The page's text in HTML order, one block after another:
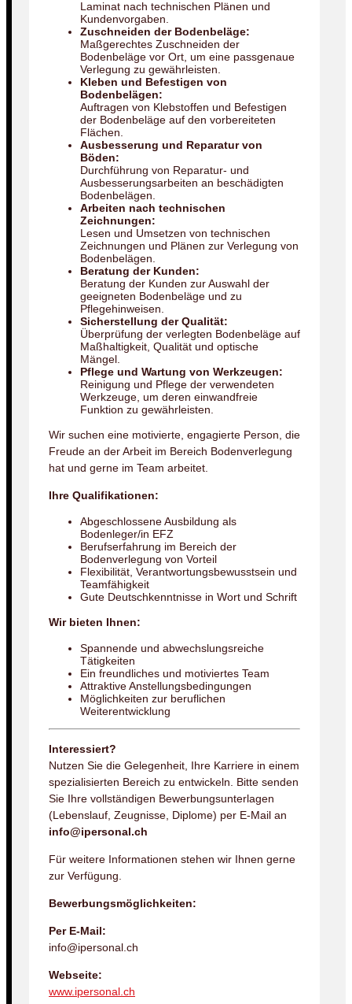
Laminat nach technischen Plänen und
Kundenvorgaben.
Zuschneiden der Bodenbeläge:
Maßgerechtes Zuschneiden der
Bodenbeläge vor Ort, um eine passgenaue
Verlegung zu gewährleisten.
Kleben und Befestigen von
Bodenbelägen:
Auftragen von Klebstoffen und Befestigen
der Bodenbeläge auf den vorbereiteten
Flächen.
Ausbesserung und Reparatur von
Böden:
Durchführung von Reparatur- und
Ausbesserungsarbeiten an beschädigten
Bodenbelägen.
Arbeiten nach technischen
Zeichnungen:
Lesen und Umsetzen von technischen
Zeichnungen und Plänen zur Verlegung von
Bodenbelägen.
Beratung der Kunden:
Beratung der Kunden zur Auswahl der
geeigneten Bodenbeläge und zu
Pflegehinweisen.
Sicherstellung der Qualität:
Überprüfung der verlegten Bodenbeläge auf
Maßhaltigkeit, Qualität und optische
Mängel.
Pflege und Wartung von Werkzeugen:
Reinigung und Pflege der verwendeten
Werkzeuge, um deren einwandfreie
Funktion zu gewährleisten.
Wir suchen eine motivierte, engagierte Person, die
Freude an der Arbeit im Bereich Bodenverlegung
hat und gerne im Team arbeitet.
Ihre Qualifikationen:
Abgeschlossene Ausbildung als
Bodenleger/in EFZ
Berufserfahrung im Bereich der
Bodenverlegung von Vorteil
Flexibilität, Verantwortungsbewusstsein und
Teamfähigkeit
Gute Deutschkenntnisse in Wort und Schrift
Wir bieten Ihnen:
Spannende und abwechslungsreiche
Tätigkeiten
Ein freundliches und motiviertes Team
Attraktive Anstellungsbedingungen
Möglichkeiten zur beruflichen
Weiterentwicklung
Interessiert?
Nutzen Sie die Gelegenheit, Ihre Karriere in einem
spezialisierten Bereich zu entwickeln. Bitte senden
Sie Ihre vollständigen Bewerbungsunterlagen
(Lebenslauf, Zeugnisse, Diplome) per E-Mail an
info@ipersonal.ch
Für weitere Informationen stehen wir Ihnen gerne
zur Verfügung.
Bewerbungsmöglichkeiten:
Per E-Mail:
info@ipersonal.ch
Webseite:
www.ipersonal.ch